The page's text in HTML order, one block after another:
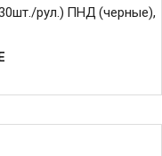
рул.) ПНД (черные),